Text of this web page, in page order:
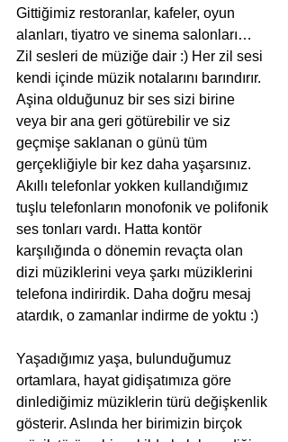
Gittiğimiz restoranlar, kafeler, oyun
alanları, tiyatro ve sinema salonları…
Zil sesleri de müziğe dair :) Her zil sesi
kendi içinde müzik notalarını barındırır.
Aşina olduğunuz bir ses sizi birine
veya bir ana geri götürebilir ve siz
geçmişe saklanan o günü tüm
gerçekliğiyle bir kez daha yaşarsınız.
Akıllı telefonlar yokken kullandığımız
tuşlu telefonların monofonik ve polifonik
ses tonları vardı. Hatta kontör
karşılığında o dönemin revaçta olan
dizi müziklerini veya şarkı müziklerini
telefona indirirdik. Daha doğru mesaj
atardık, o zamanlar indirme de yoktu :)
Yaşadığımız yaşa, bulunduğumuz
ortamlara, hayat gidişatımıza göre
dinlediğimiz müziklerin türü değişkenlik
gösterir. Aslında her birimizin birçok